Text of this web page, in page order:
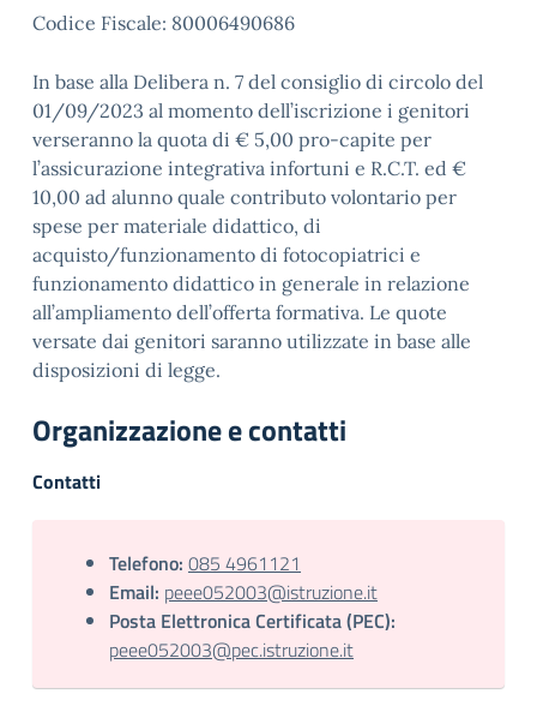
Codice Fiscale: 80006490686
In base alla Delibera n. 7 del consiglio di circolo del
01/09/2023 al momento dell’iscrizione i genitori
verseranno la quota di € 5,00 pro-capite per
l’assicurazione integrativa infortuni e R.C.T. ed €
10,00 ad alunno quale contributo volontario per
spese per materiale didattico, di
acquisto/funzionamento di fotocopiatrici e
funzionamento didattico in generale in relazione
all’ampliamento dell’offerta formativa. Le quote
versate dai genitori saranno utilizzate in base alle
disposizioni di legge.
Organizzazione e contatti
Contatti
Telefono: 085 4961121
Email: peee052003@istruzione.it
Posta Elettronica Certificata (PEC):
peee052003@pec.istruzione.it